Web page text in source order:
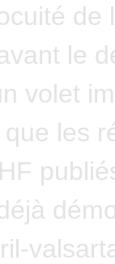
le
volet
les